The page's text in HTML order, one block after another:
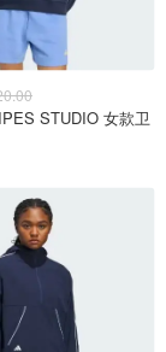
STUDIO 女款卫